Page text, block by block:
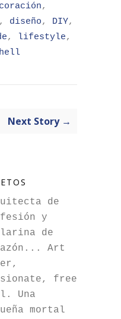
,
, diseño, DIY,
, lifestyle,
Next Story →
de
y
de
Art
free
Una
mortal